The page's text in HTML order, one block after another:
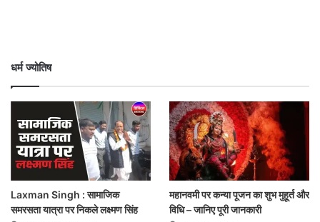
धर्म ज्योतिष
Laxman Singh : सामाजिक
समरसता यात्रा पर निकले लक्ष्मण सिंह
महानवमी पर कन्या पूजन का शुभ मुहूर्त और
विधि – जानिए पूरी जानकारी